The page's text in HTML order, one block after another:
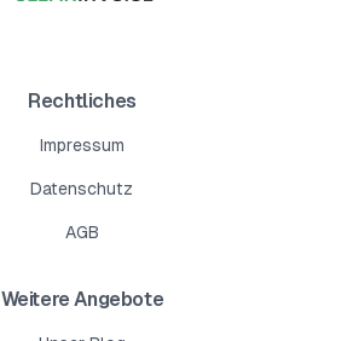
Rechtliches
Impressum
Datenschutz
AGB
Weitere Angebote